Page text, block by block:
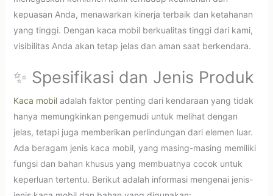
kepuasan Anda, menawarkan kinerja terbaik dan ketahanan
yang tinggi. Dengan kaca mobil berkualitas tinggi dari kami,
visibilitas Anda akan tetap jelas dan aman saat berkendara.
✨ Spesifikasi dan Jenis Produk
Kaca mobiladalah faktor penting dari kendaraan yang tidak
hanya memungkinkan pengemudi untuk melihat dengan
jelas, tetapi juga memberikan perlindungan dari elemen luar.
Ada beragam jenis kaca mobil, yang masing-masing memiliki
fungsi dan bahan khusus yang membuatnya cocok untuk
keperluan tertentu. Berikut adalah informasi mengenai jenis-